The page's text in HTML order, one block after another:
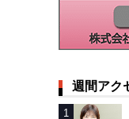
週間アク